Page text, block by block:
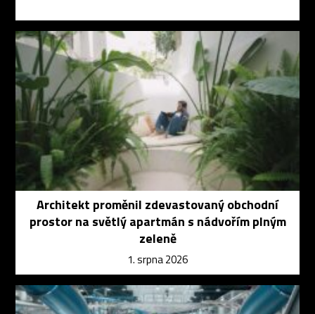
Architekt proměnil zdevastovaný obchodní
prostor na světlý apartmán s nádvořím plným
zeleně
1. srpna 2026